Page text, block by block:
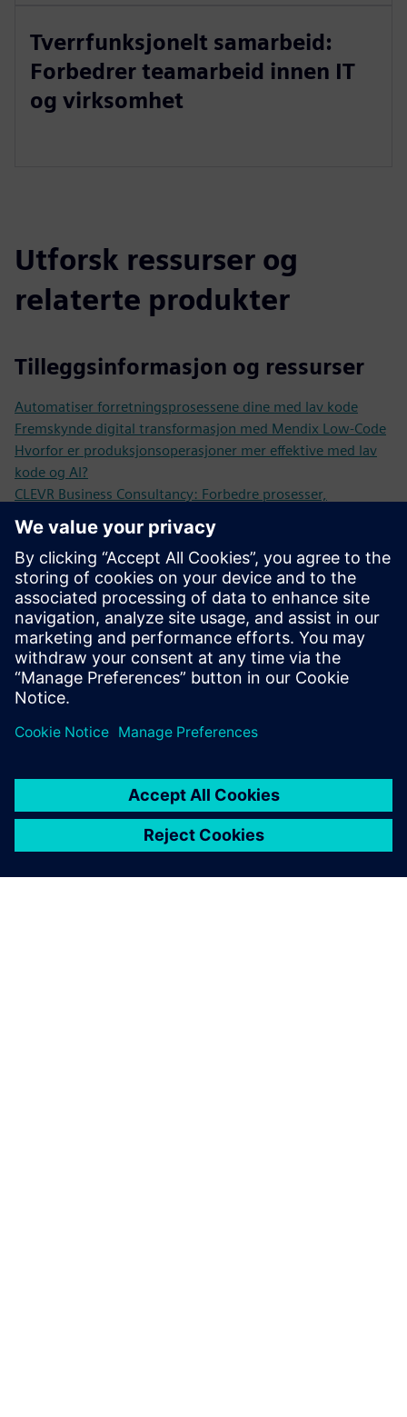
Tverrfunksjonelt samarbeid:
Forbedrer teamarbeid innen IT
og virksomhet
Utforsk ressurser og
relaterte produkter
Tilleggsinformasjon og ressurser
Automatiser forretningsprosessene dine med lav kode
Fremskynde digital transformasjon med Mendix Low-Code
Hvorfor er produksjonsoperasjoner mer effektive med lav
kode og AI?
CLEVR Business Consultancy: Forbedre prosesser,
produkter og tjenester
Kundesak KPN
Kundesak Van Bommel
Kundesak Unica
Kundesak Essenza
Forutsetninger